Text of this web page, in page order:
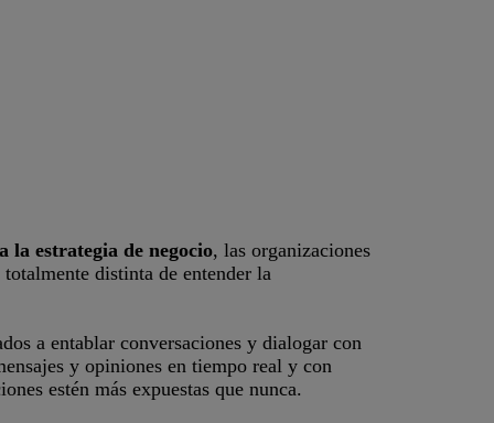
la estrategia de negocio, las organizaciones
distinta de entender la
a entablar conversaciones y dialogar con
y opiniones en tiempo real y con
estén más expuestas que nunca.